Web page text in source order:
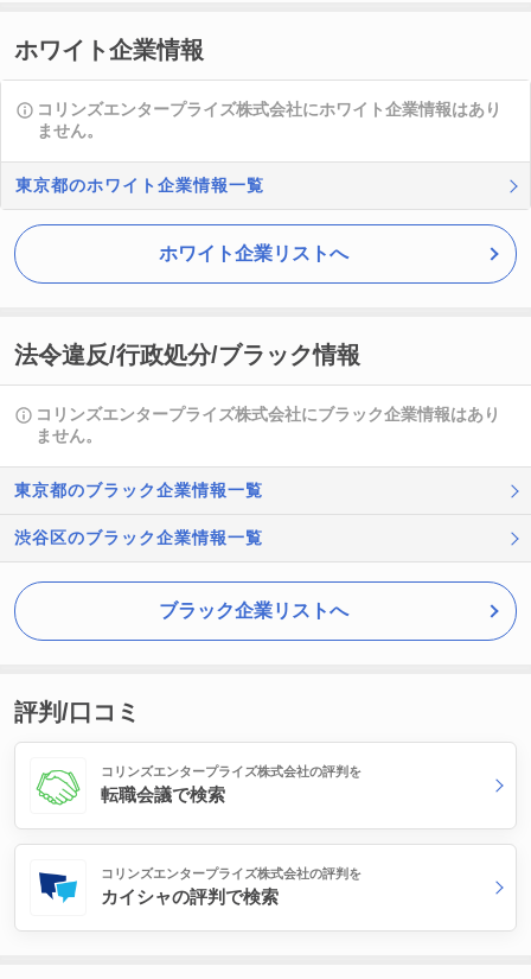
ホワイト企業情報
コリンズエンタープライズ株式会社にホワイト企業情報はあり
ません。
東京都のホワイト企業情報一覧
ホワイト企業リストへ
法令違反/行政処分/ブラック情報
コリンズエンタープライズ株式会社にブラック企業情報はあり
ません。
東京都のブラック企業情報一覧
渋谷区のブラック企業情報一覧
ブラック企業リストへ
評判/口コミ
コリンズエンタープライズ株式会社の評判を
転職会議で検索
コリンズエンタープライズ株式会社の評判を
カイシャの評判で検索